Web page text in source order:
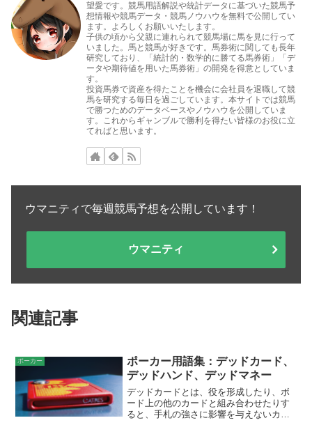
望愛です。競馬用語解説や統計データに基づいた競馬予
想情報や競馬データ・競馬ノウハウを無料で公開してい
ます。よろしくお願いいたします。
子供の頃から父親に連れられて競馬場に馬を見に行って
いました。馬と競馬が好きです。馬券術に関しても長年
研究しており、「統計的・数学的に勝てる馬券術」「デ
ータや期待値を用いた馬券術」の開発を得意としていま
す。
投資馬券で資産を得たことを機会に会社員を退職して競
馬を研究する毎日を過ごしています。本サイトでは競馬
で勝つためのデータベースやノウハウを公開していま
す。これからギャンブルで勝利を得たい皆様のお役に立
てればと思います。
ウマニティで毎週競馬予想を公開しています！
ウマニティ
関連記事
ポーカー
ポーカー用語集：デッドカード、
デッドハンド、デッドマネー
デッドカードとは、役を形成したり、ボ
ード上の他のカードと組み合わせたりす
ると、手札の強さに影響を与えないカー